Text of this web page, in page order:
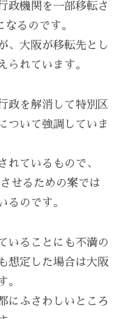
政機関を一部移転さ
るのです。
、大阪が移転先とし
られています。
政を解消して特別区
ついて強調していま
れているもので、
せるための案では
るのです。
いることにも不満の
想定した場合は大阪
。
にふさわしいところ